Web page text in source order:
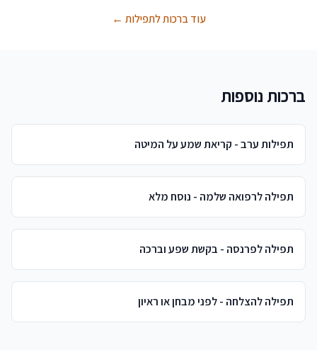
עוד ברכות לתפילות ←
ברכות נוספות
תפילות ערב - קריאת שמע על המיטה
תפילה לרפואה שלמה - נוסח מלא
תפילה לפרנסה - בקשת שפע וברכה
תפילה להצלחה - לפני מבחן או ראיון